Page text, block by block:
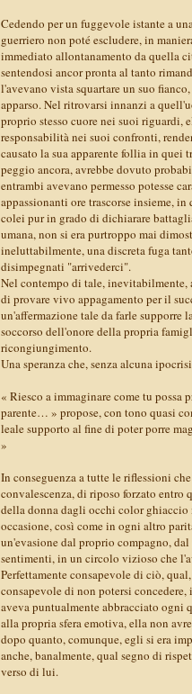
Cedendo per un fuggevole istante a
guerriero non poté escludere, in
immediato allontanamento da quella
sentendosi ancor pronta al tanto
l'avevano vista squartare un suo
apparso. Nel ritrovarsi innanzi a
proprio stesso cuore nei suoi
responsabilità nei suoi confronti,
causato la sua apparente follia in quei
peggio ancora, avrebbe dovuto
entrambi avevano permesso potesse
appassionanti ore trascorse insieme,
colei pur in grado di dichiarare
umana, non si era purtroppo mai
ineluttabilmente, una discreta fuga
disimpegnati "arrivederci".
Nel contempo di tale, inevitabilmente,
di provare vivo appagamento per il
un'affermazione tale da farle supporre
soccorso dell'onore della propria
ricongiungimento.
Una speranza che, senza alcuna
« Riesco a immaginare come tu
parente… » propose, con tono quasi
leale supporto al fine di poter porre
»
In conseguenza a tutte le riflessioni
convalescenza, di riposo forzato entro
della donna dagli occhi color ghiaccio
occasione, così come in ogni altro
un'evasione dal proprio compagno,
sentimenti, in un circolo vizioso che
Perfettamente consapevole di ciò,
consapevole di non potersi
aveva puntualmente abbracciato ogni
alla propria sfera emotiva, ella non
dopo quanto, comunque, egli si era
anche, banalmente, qual segno di
verso di lui.